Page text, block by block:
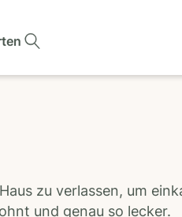
zu verlassen, um
und genau so lecker.